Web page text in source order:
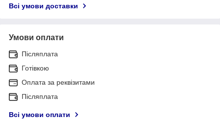
Всі умови доставки
Умови оплати
Післяплата
Готівкою
Оплата за реквізитами
Післяплата
Всі умови оплати